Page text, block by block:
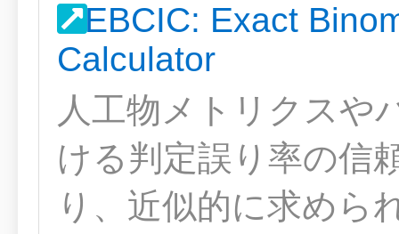
EBCIC: Exact
Calculator
人工物メトリクスや
ける判定誤り率の信
り、近似的に求めら